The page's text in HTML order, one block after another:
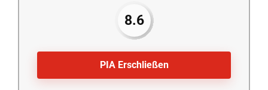
8.6
PIA Erschließen